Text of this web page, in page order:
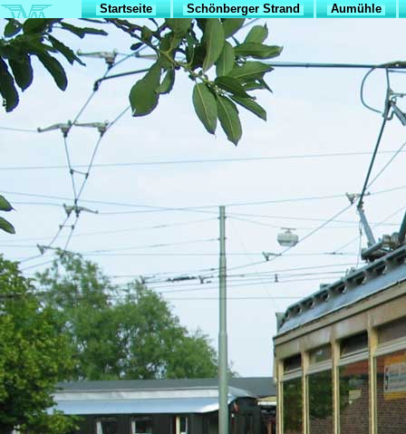
Startseite Schönberger Strand Aumühle